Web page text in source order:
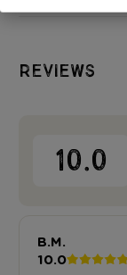
Reviews
10.0
B.M.
10.0